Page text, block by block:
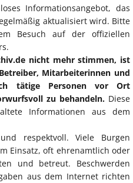
Informationsangebot, das
aktualisiert wird. Bitte
Besuch auf der offiziellen
nicht mehr stimmen, ist
Mitarbeiterinnen und
tätige Personen vor Ort
zu behandeln. Diese
Informationen aus dem
respektvoll. Viele Burgen
Einsatz, oft ehrenamtlich oder
und betreut. Beschwerden
aus dem Internet richten